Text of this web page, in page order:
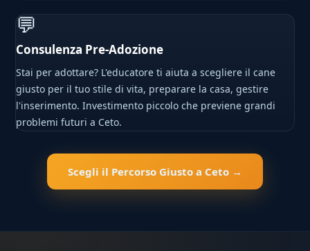
💬
Consulenza Pre-Adozione
Stai per adottare? L'educatore ti aiuta a scegliere il cane
giusto per il tuo stile di vita, preparare la casa, gestire
l'inserimento. Investimento piccolo che previene grandi
problemi futuri a Ceto.
Scegli il Percorso Giusto a Ceto →